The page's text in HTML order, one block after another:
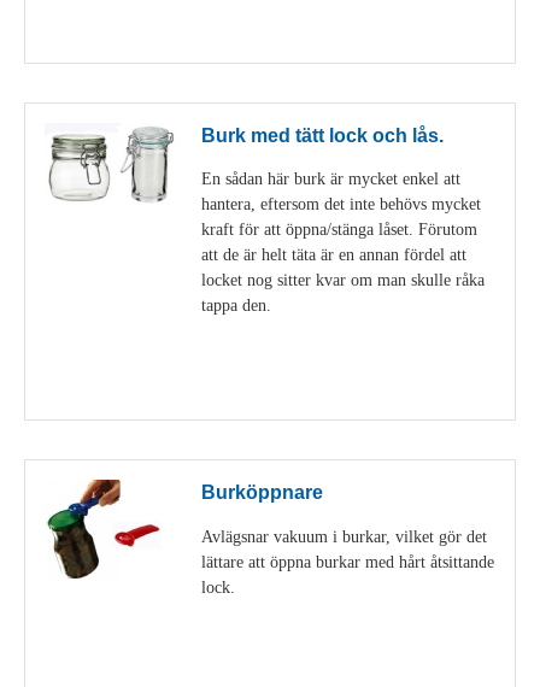
Burk med tätt lock och lås.
En sådan här burk är mycket enkel att
hantera, eftersom det inte behövs mycket
kraft för att öppna/stänga låset. Förutom
att de är helt täta är en annan fördel att
locket nog sitter kvar om man skulle råka
tappa den.
Burköppnare
Avlägsnar vakuum i burkar, vilket gör det
lättare att öppna burkar med hårt åtsittande
lock.